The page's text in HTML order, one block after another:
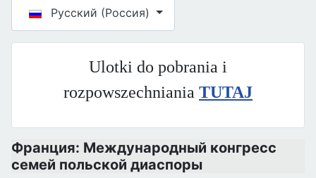
Русский (Россия)
Ulotki do pobrania i
rozpowszechniania TUTAJ
Франция: Международный конгресс
семей польской диаспоры